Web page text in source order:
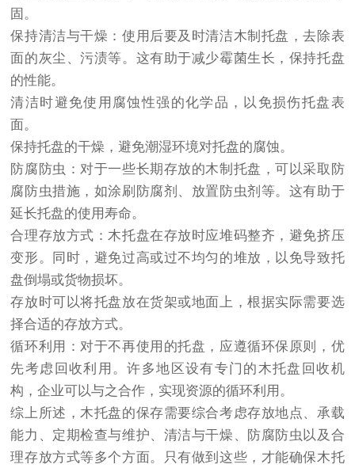
固。
保持清洁与干燥：使用后要及时清洁木制托盘，去除表
面的灰尘、污渍等。这有助于减少霉菌生长，保持托盘
的性能。
清洁时避免使用腐蚀性强的化学品，以免损伤托盘表
面。
保持托盘的干燥，避免潮湿环境对托盘的腐蚀。
防腐防虫：对于一些长期存放的木制托盘，可以采取防
腐防虫措施，如涂刷防腐剂、放置防虫剂等。这有助于
延长托盘的使用寿命。
合理存放方式：木托盘在存放时应堆码整齐，避免挤压
变形。同时，避免过高或过不均匀的堆放，以免导致托
盘倒塌或货物损坏。
存放时可以将托盘放在货架或地面上，根据实际需要选
择合适的存放方式。
循环利用：对于不再使用的托盘，应遵循环保原则，优
先考虑回收利用。许多地区设有专门的木托盘回收机
构，企业可以与之合作，实现资源的循环利用。
综上所述，木托盘的保存需要综合考虑存放地点、承载
能力、定期检查与维护、清洁与干燥、防腐防虫以及合
理存放方式等多个方面。只有做到这些，才能确保木托